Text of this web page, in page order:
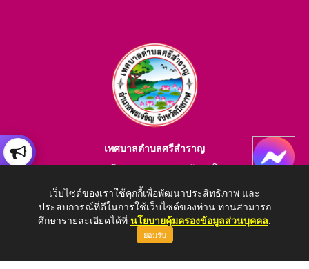
เทศบาลตำบลศรีสำราญ
E-mail : saraban_05380203@dla.go.th
เว็บไซต์ของเราใช้คุกกี้เพื่อพัฒนาประสิทธิภาพ และ
ประสบการณ์ที่ดีในการใช้เว็บไซต์ของท่าน ท่านสามารถ
ศึกษารายละเอียดได้ที่ นโยบายคุ้มครองข้อมูลส่วนบุคคล.
ยอมรับ